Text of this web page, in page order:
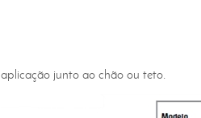
aplicação junto ao chão ou teto.